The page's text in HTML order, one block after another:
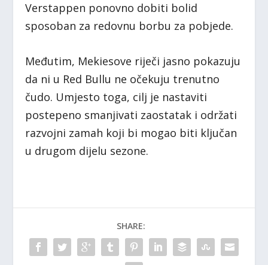
Verstappen ponovno dobiti bolid
sposoban za redovnu borbu za pobjede.
Međutim, Mekiesove riječi jasno pokazuju
da ni u Red Bullu ne očekuju trenutno
čudo. Umjesto toga, cilj je nastaviti
postepeno smanjivati zaostatak i održati
razvojni zamah koji bi mogao biti ključan
u drugom dijelu sezone.
SHARE: